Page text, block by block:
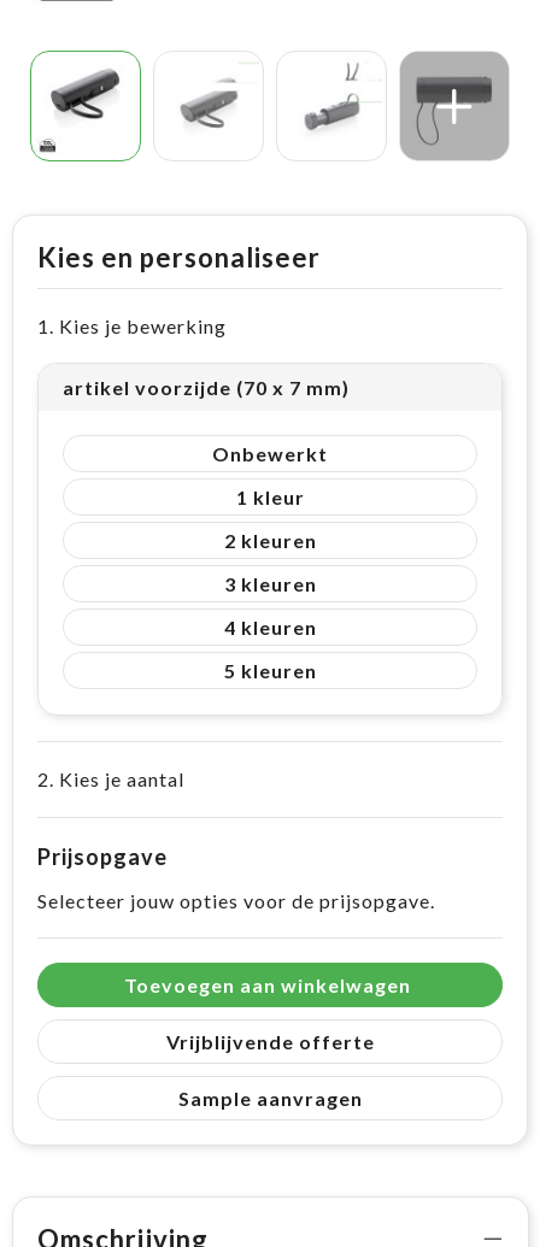
Kies en personaliseer
1. Kies je bewerking
artikel voorzijde (70 x 7 mm)
Onbewerkt
1
2
3
4
5
2. Kies je aantal
Prijsopgave
Selecteer jouw opties voor de prijsopgave.
Toevoegen aan winkelwagen
Vrijblijvende offerte
Sample aanvragen
Omschrijving